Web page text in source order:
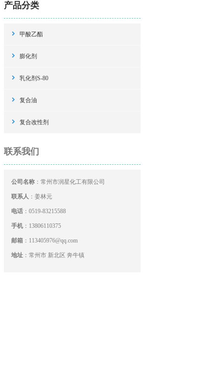
产品分类
甲酸乙酯
膨化剂
乳化剂S-80
复合油
复合改性剂
联系我们
公司名称 ：常州市润星化工有限公司
联系人 ：姜林元
电话 ：0519-83215588
手机 ：13806110375
邮箱 ：113405976@qq.com
地址 ：常州市 新北区 奔牛镇